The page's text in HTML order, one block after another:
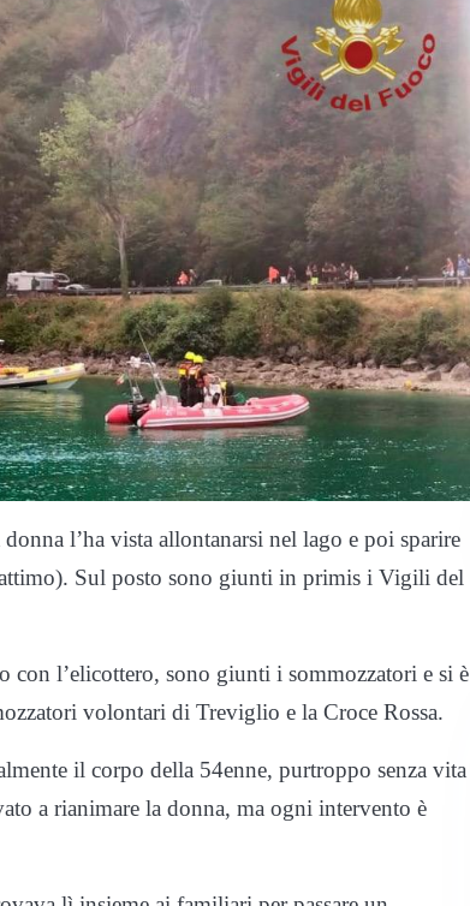
l’ha vista allontanarsi nel lago e poi sparire
Sul posto sono giunti in primis i Vigili del
con l’elicottero, sono giunti i sommozzatori e si è
volontari di Treviglio e la Croce Rossa.
il corpo della 54enne, purtroppo senza vita
a rianimare la donna, ma ogni intervento è